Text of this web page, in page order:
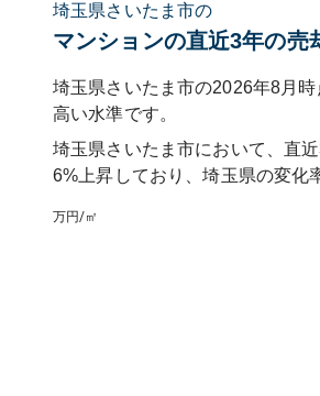
埼玉県さいたま市の
マンションの直近3年の売
埼玉県さいたま市の2026年8月
高い水準です。
埼玉県さいたま市において、直
6%上昇しており
、埼玉県の変化
万円/㎡